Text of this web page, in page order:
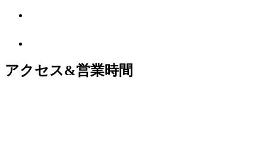
アクセス&営業時間